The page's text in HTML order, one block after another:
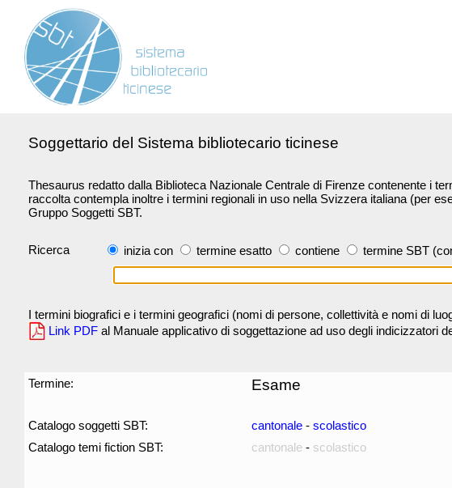
Soggettario del Sistema bibliotecario ticinese
Thesaurus redatto dalla Biblioteca Nazionale Centrale di Firenze contenente i
raccolta contempla inoltre i termini regionali in uso nella Svizzera italiana (per
Gruppo Soggetti SBT.
Ricerca inizia con termine esatto contiene termine SBT
I termini biografici e i termini geografici (nomi di persone, collettività e nomi di
Link PDF al Manuale applicativo di soggettazione ad uso degli indicizzatori
Termine: Esame
Catalogo soggetti SBT: cantonale - scolastico
Catalogo temi fiction SBT:
cantonale - scolastico